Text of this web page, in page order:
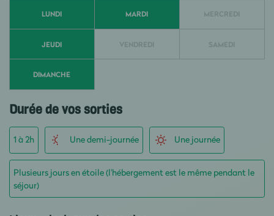
LUNDI MARDI MERCREDI
JEUDI VENDREDI SAMEDI
DIMANCHE
Durée de vos sorties
1 à 2h Une demi-journée Une journée
Plusieurs jours en étoile (l'hébergement est le même pendant le
séjour)